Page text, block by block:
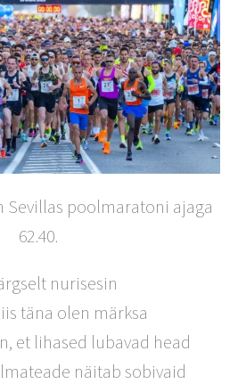
Sevillas poolmaratoni ajaga
62.40.
nurisesin
täna olen märksa
et lihased lubavad head
näitab sobivaid